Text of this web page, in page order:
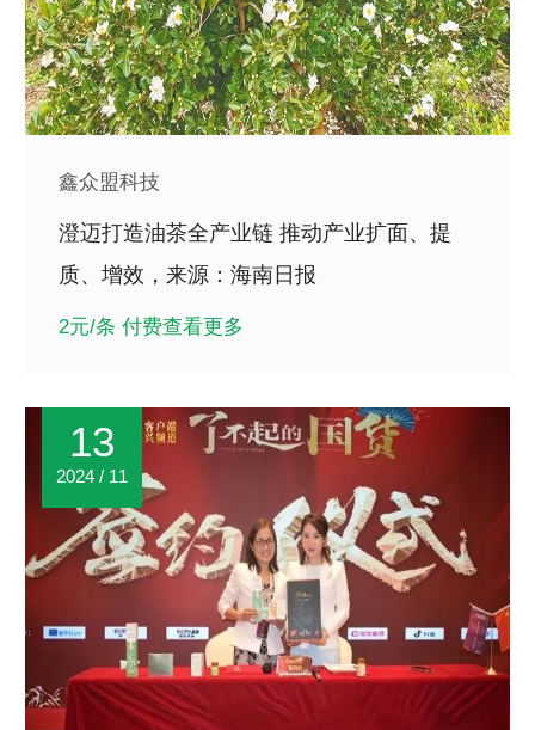
鑫众盟科技
澄迈打造油茶全产业链 推动产业扩面、提
质、增效，来源：海南日报
2元/条 付费查看更多
13
2024 / 11